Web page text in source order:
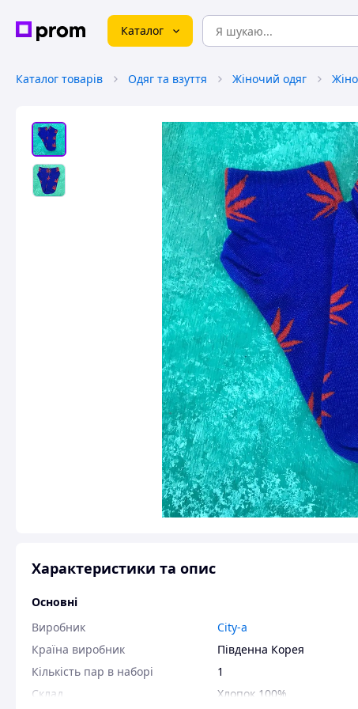
Каталог
Каталог товарів Одяг та взуття Жіночий одяг
Характеристики та опис
Основні
Виробник
City-a
Країна виробник
Південна Корея
Кількість пар в наборі
1
Склад
Хлопок 100%